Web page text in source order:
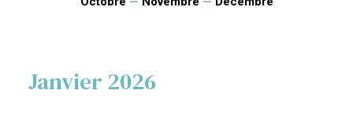
Janvier 2026